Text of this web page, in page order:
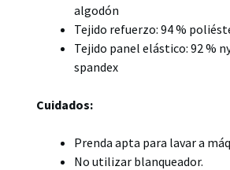
algodón
Tejido refuerzo: 94 %
Tejido panel elástico: 92 %
spandex
Cuidados:
Prenda apta para lavar a
No utilizar blanqueador.